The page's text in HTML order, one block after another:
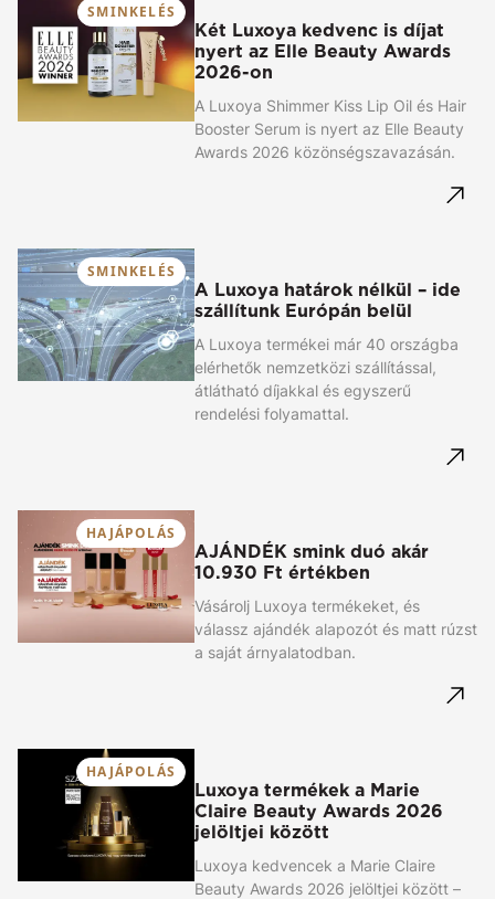
SMINKELÉS
Két Luxoya kedvenc is díjat
nyert az Elle Beauty Awards
2026-on
A Luxoya Shimmer Kiss Lip Oil és Hair
Booster Serum is nyert az Elle Beauty
Awards 2026 közönségszavazásán.
SMINKELÉS
A Luxoya határok nélkül – ide
szállítunk Európán belül
A Luxoya termékei már 40 országba
elérhetők nemzetközi szállítással,
átlátható díjakkal és egyszerű
rendelési folyamattal.
HAJÁPOLÁS
AJÁNDÉK smink duó akár
10.930 Ft értékben
Vásárolj Luxoya termékeket, és
válassz ajándék alapozót és matt rúzst
a saját árnyalatodban.
HAJÁPOLÁS
Luxoya termékek a Marie
Claire Beauty Awards 2026
jelöltjei között
Luxoya kedvencek a Marie Claire
Beauty Awards 2026 jelöltjei között –